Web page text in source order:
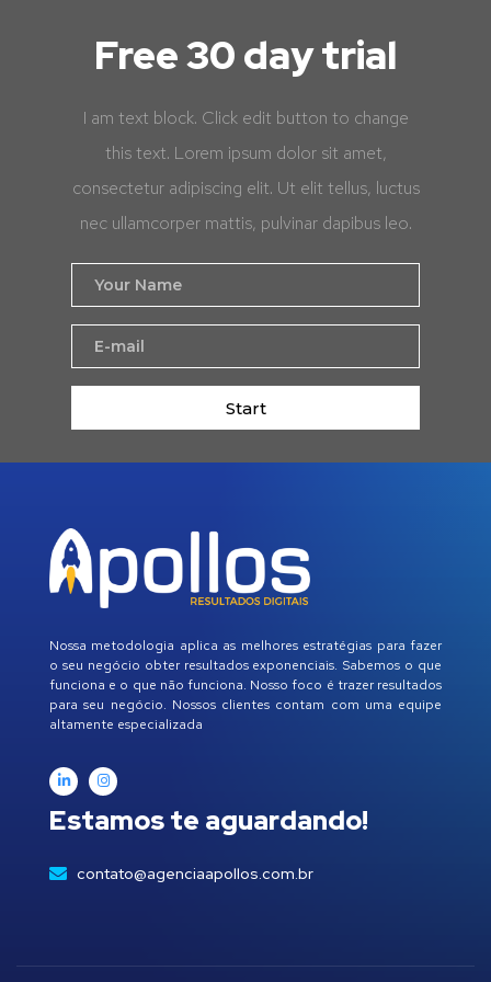
Free 30 day trial
I am text block. Click edit button to change
this text. Lorem ipsum dolor sit amet,
consectetur adipiscing elit. Ut elit tellus, luctus
nec ullamcorper mattis, pulvinar dapibus leo.
Start
Nossa metodologia aplica as melhores estratégias para fazer
o seu negócio obter resultados exponenciais. Sabemos o que
funciona e o que não funciona. Nosso foco é trazer resultados
para seu negócio. Nossos clientes contam com uma equipe
altamente especializada
Estamos te aguardando!
contato@agenciaapollos.com.br